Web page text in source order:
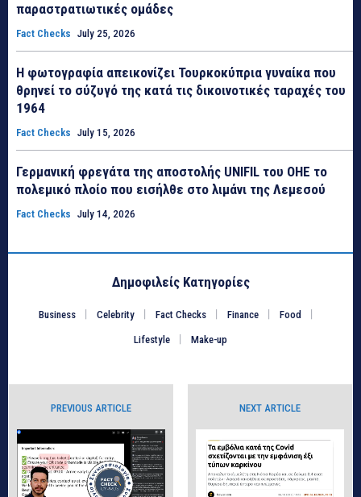
παραστρατιωτικές ομάδες
Fact Checks July 25, 2026
Η φωτογραφία απεικονίζει Τουρκοκύπρια γυναίκα που
θρηνεί το σύζυγό της κατά τις δικοινοτικές ταραχές του
1964
Fact Checks July 15, 2026
Γερμανική φρεγάτα της αποστολής UNIFIL του ΟΗΕ το
πολεμικό πλοίο που εισήλθε στο λιμάνι της Λεμεσού
Fact Checks July 14, 2026
Δημοφιλείς Κατηγορίες
Business Celebrity Fact Checks Finance Food
Lifestyle Make-up
PREVIOUS ARTICLE NEXT ARTICLE